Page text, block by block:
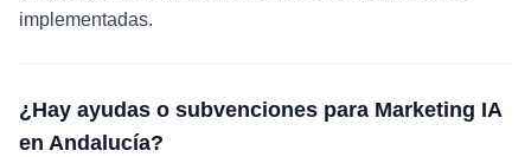
implementadas.
¿Hay ayudas o subvenciones para Marketing IA
en Andalucía?